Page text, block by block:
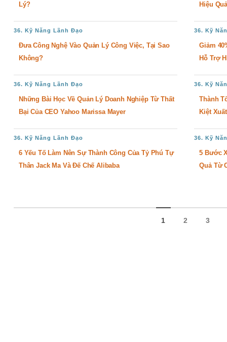
Lý?
Hiệu
36. Kỹ Năng Lãnh Đạo
Đưa Công Nghệ Vào Quản Lý Công Việc, Tại Sao
Không?
36. Kỹ
Giảm
Hỗ Trợ
36. Kỹ Năng Lãnh Đạo
Những Bài Học Về Quản Lý Doanh Nghiệp Từ Thất
Bại Của CEO Yahoo Marissa Mayer
36. Kỹ
Thành
Kiệt Xuất
36. Kỹ Năng Lãnh Đạo
6 Yếu Tố Làm Nên Sự Thành Công Của Tỷ Phú Tự
Thân Jack Ma Và Đế Chế Alibaba
36. Kỹ
5 Bước
Quả Từ
1 2 3